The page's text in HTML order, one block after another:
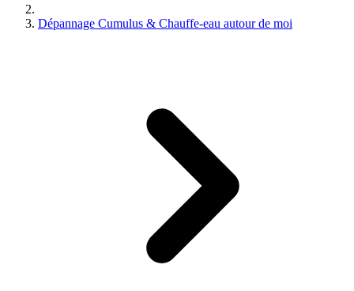
Dépannage Cumulus & Chauffe-eau autour de moi